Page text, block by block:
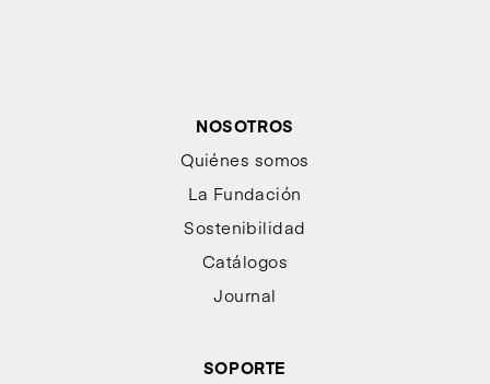
NOSOTROS
Quiénes somos
La Fundación
Sostenibilidad
Catálogos
Journal
SOPORTE